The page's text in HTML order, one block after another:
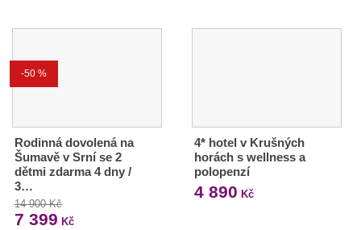
-50 %
Rodinná dovolená na
Šumavě v Srní se 2
dětmi zdarma 4 dny /
3…
14 900 Kč
7 399 Kč
4* hotel v Krušných
horách s wellness a
polopenzí
4 890 Kč